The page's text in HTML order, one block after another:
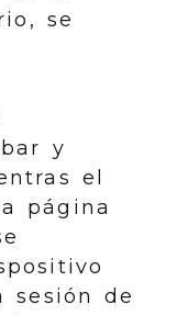
se
y
el
página
sesión de